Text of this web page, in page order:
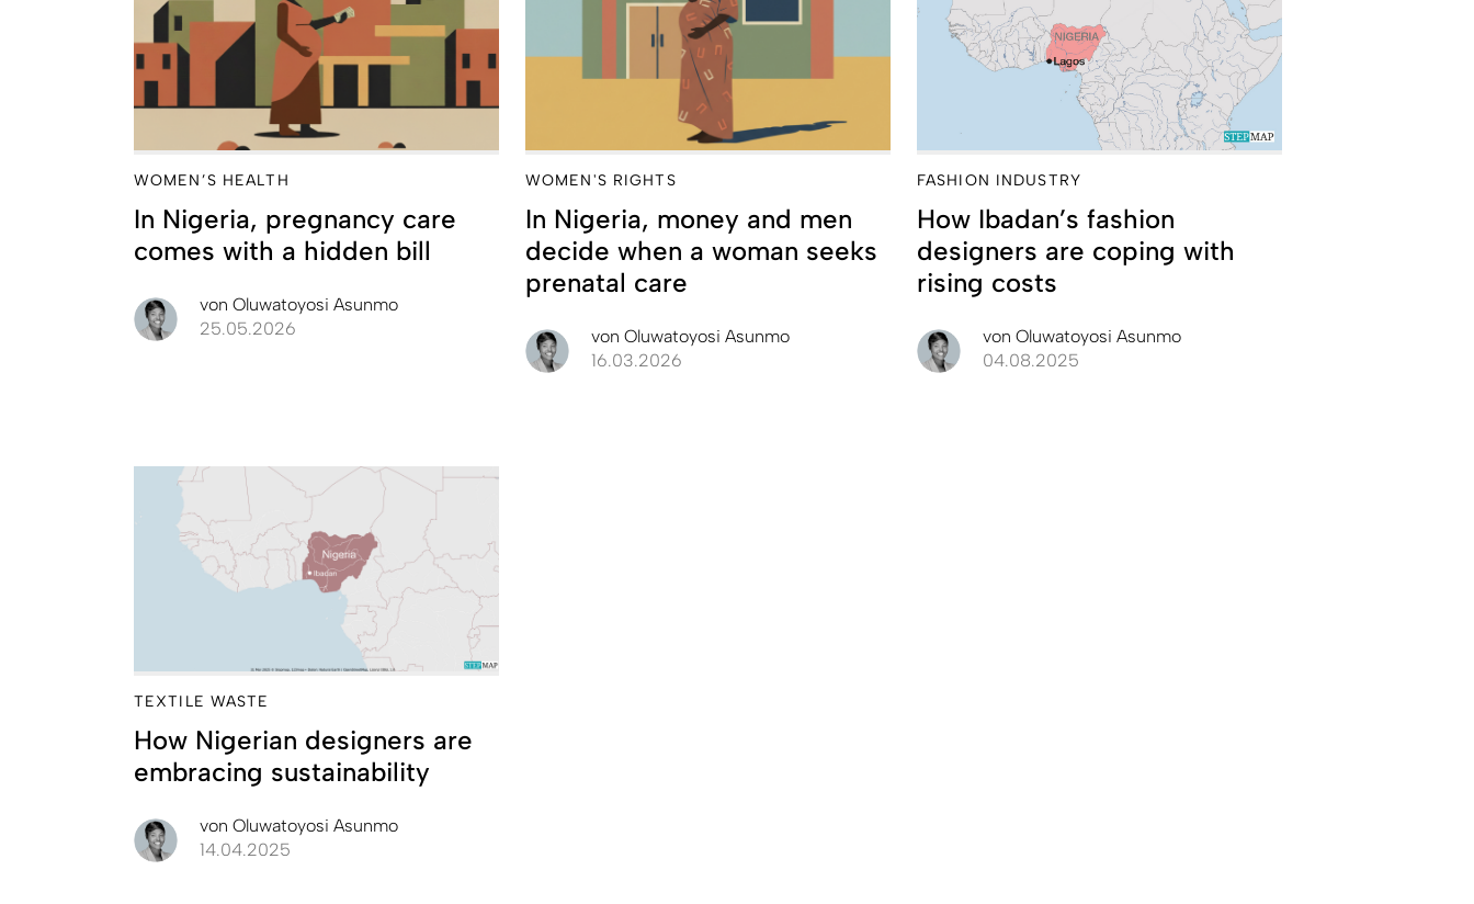
WOMEN’S HEALTH
In Nigeria, pregnancy care
comes with a hidden bill
von Oluwatoyosi Asunmo
25.05.2026
WOMEN'S RIGHTS
In Nigeria, money and men
decide when a woman seeks
prenatal care
von Oluwatoyosi Asunmo
16.03.2026
FASHION INDUSTRY
How Ibadan’s fashion
designers are coping with
rising costs
von Oluwatoyosi Asunmo
04.08.2025
TEXTILE WASTE
How Nigerian designers are
embracing sustainability
von Oluwatoyosi Asunmo
14.04.2025